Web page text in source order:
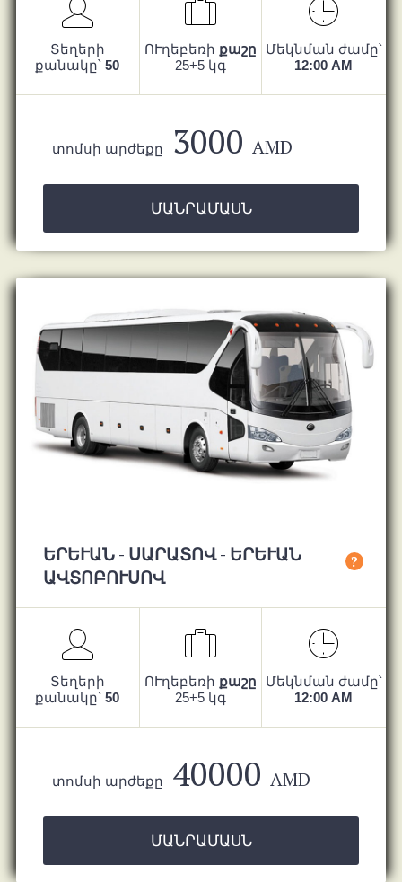
Տեղերի
քանակը՝50
ՈՒղեբեռի քաշը
25+5 կգ
Մեկնման ժամը՝
12:00 AM
տոմսի արժեքը 3000 AMD
ՄԱՆՐԱՄԱՍՆ
ԵՐԵՒԱՆ - ՍԱՐԱՏՈՎ - ԵՐԵՒԱՆ ԱՎ
ՏՈԲՈՒՍՈՎ
?
Տեղերի
քանակը՝50
ՈՒղեբեռի քաշը
25+5 կգ
Մեկնման ժամը՝
12:00 AM
տոմսի արժեքը 40000 AMD
ՄԱՆՐԱՄԱՍՆ